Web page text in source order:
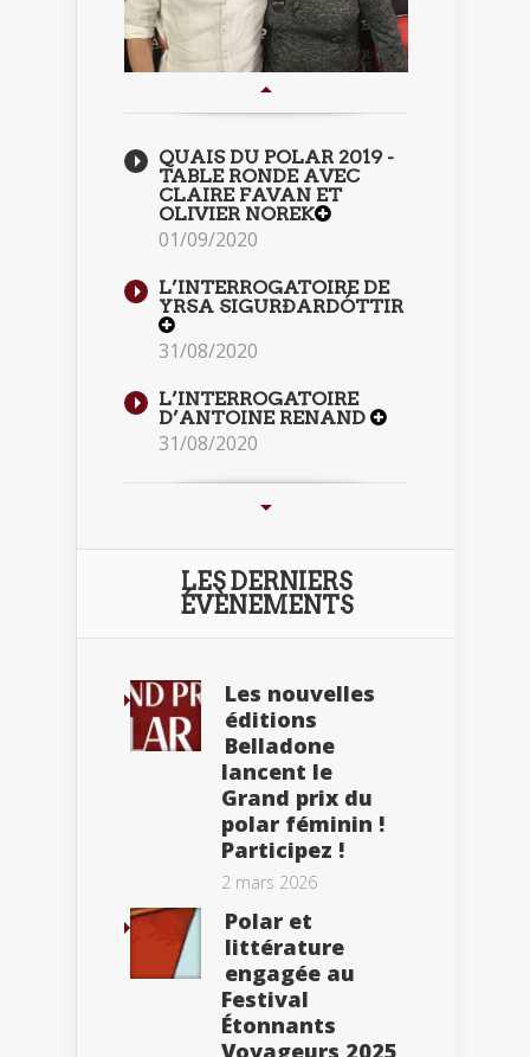
QUAIS DU POLAR 2019 -
TABLE RONDE AVEC
CLAIRE FAVAN ET
OLIVIER NOREK
01/09/2020
L’INTERROGATOIRE DE
YRSA SIGURÐARDÓTTIR
31/08/2020
L’INTERROGATOIRE
D’ANTOINE RENAND
31/08/2020
LES DERNIERS
ÉVÈNEMENTS
Les nouvelles
éditions
Belladone
lancent le
Grand prix du
polar féminin !
Participez !
2 mars 2026
Polar et
littérature
engagée au
Festival
Étonnants
Voyageurs 2025